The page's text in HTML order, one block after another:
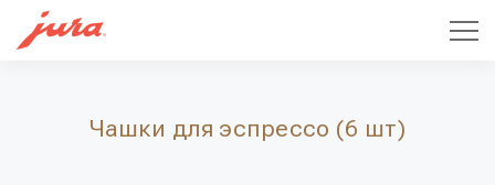
Чашки для эспрессо (6 шт)